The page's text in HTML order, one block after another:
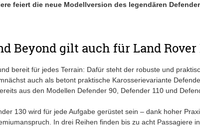
feiert die neue Modellversion des legendären
Beyond gilt auch für Land Rover
bereit für jedes Terrain: Dafür steht der robuste und
auch als betont praktische Karosserievariante
aus den Modellen Defender 90, Defender 110 und
130 wird für jede Aufgabe gerüstet sein – dank hoher
In drei Reihen finden bis zu acht Passagiere